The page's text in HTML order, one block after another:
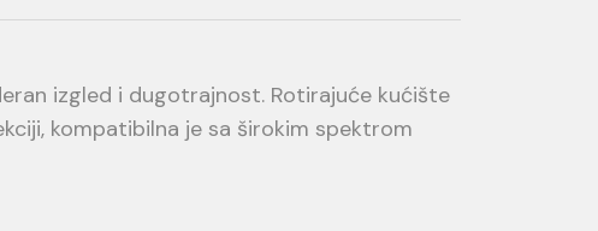
izgled i dugotrajnost. Rotirajuće kućište
kompatibilna je sa širokim spektrom